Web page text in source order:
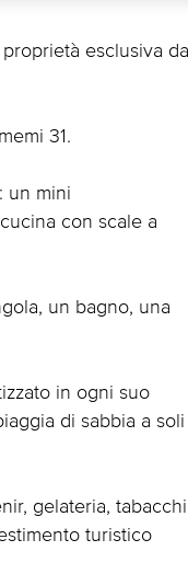
esclusiva da
31.
un mini
con scale a
un bagno, una
in ogni suo
di sabbia a soli
gelateria, tabacchi
turistico